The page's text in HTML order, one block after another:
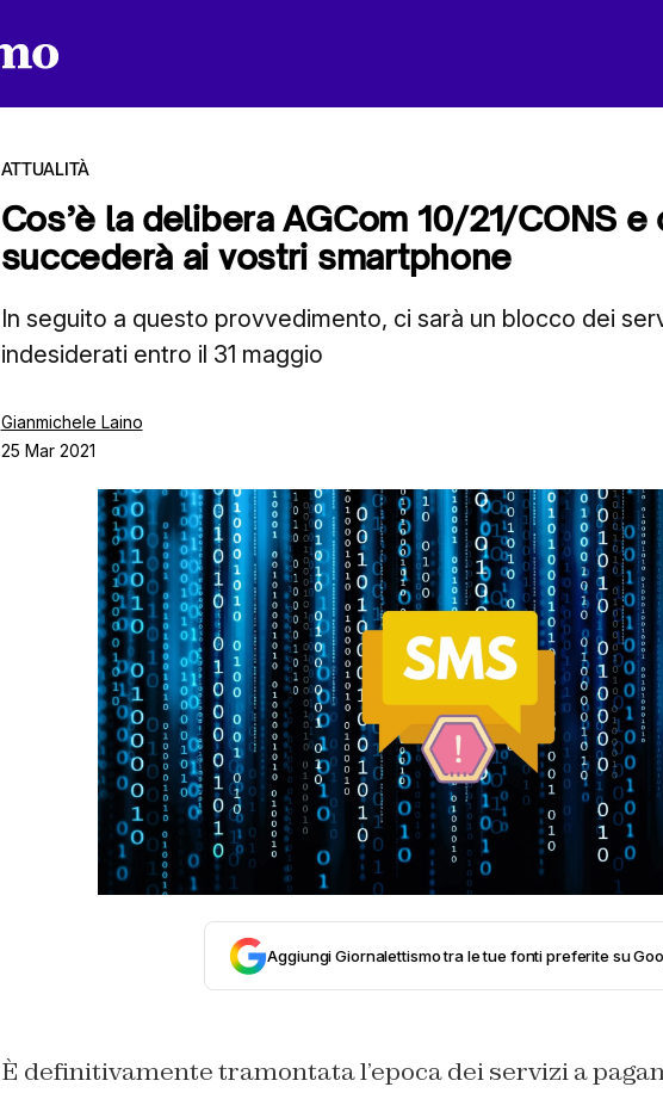
ATTUALITÀ
Cos’è la delibera AGCom 10/21/CONS e
succederà ai vostri smartphone
In seguito a questo provvedimento, ci sarà un blocco dei
indesiderati entro il 31 maggio
Gianmichele Laino
25 Mar 2021
Aggiungi Giornalettismo tra le tue fonti preferite su
È definitivamente tramontata l’epoca dei servizi a